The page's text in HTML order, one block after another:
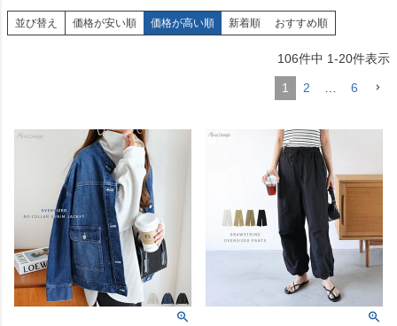
並び替え 価格が安い順 価格が高い順 新着順 おすすめ順
106件中 1-20件表示
1 2 … 6